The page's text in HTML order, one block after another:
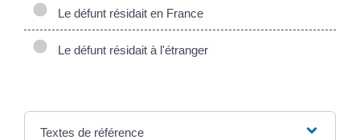
Le défunt résidait en France
Le défunt résidait à l'étranger
Textes de référence